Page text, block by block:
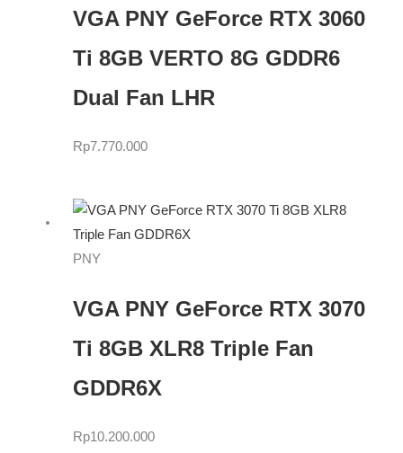
VGA PNY GeForce RTX 3060
Ti 8GB VERTO 8G GDDR6
Dual Fan LHR
Rp7.770.000
PNY
VGA PNY GeForce RTX 3070
Ti 8GB XLR8 Triple Fan
GDDR6X
Rp10.200.000